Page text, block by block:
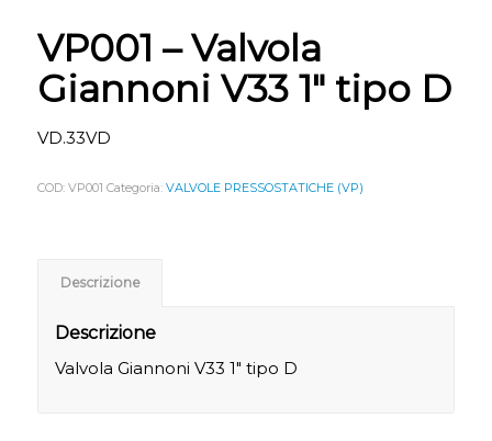
VP001 – Valvola
Giannoni V33 1″ tipo D
VD.33VD
COD: VP001 Categoria: VALVOLE PRESSOSTATICHE (VP)
Descrizione
Descrizione
Valvola Giannoni V33 1″ tipo D